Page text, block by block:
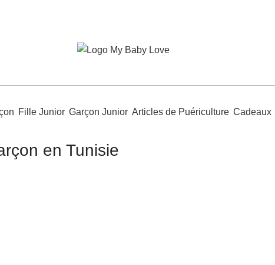
Fille Junior Garçon Junior Articles de Puériculture Cadeaux
en Tunisie